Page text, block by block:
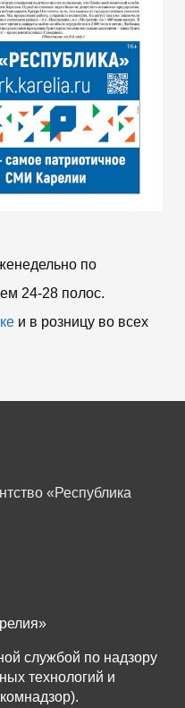
по
24-28 полос.
и в розницу во всех
«Республика
службой по надзору
технологий и